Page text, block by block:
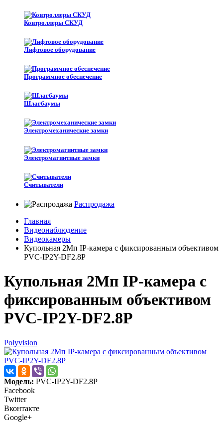
Контроллеры СКУД
Лифтовое оборудование
Программное обеспечение
Шлагбаумы
Электромеханические замки
Электромагнитные замки
Считыватели
Распродажа
Главная
Видеонаблюдение
Видеокамеры
Купольная 2Мп IP-камера с фиксированным объективом
PVC-IP2Y-DF2.8P
Купольная 2Мп IP-камера с
фиксированным объективом
PVC-IP2Y-DF2.8P
Polyvision
Модель: PVC-IP2Y-DF2.8P
Facebook
Twitter
Вконтакте
Google+